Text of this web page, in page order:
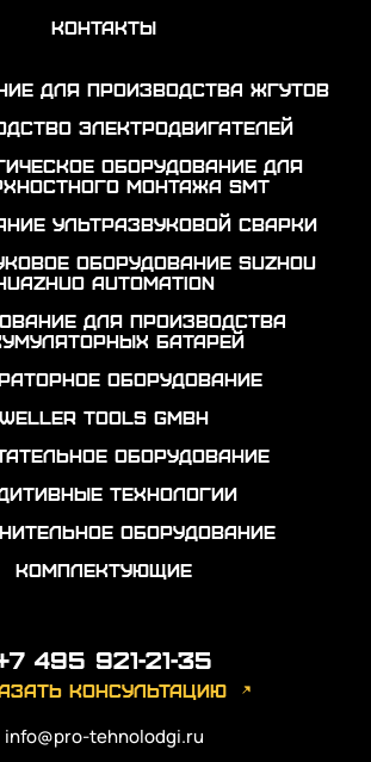
контакты
для производства жгутов
электродвигателей
оборудование для
монтажа SMT
ультразвуковой сварки
оборудование Suzhou
automation
для производства
батарей
оборудование
Weller Tools GmbH
оборудование
технологии
оборудование
Комплектующие
495 921-21-35
консультацию
info@pro-tehnolodgi.ru